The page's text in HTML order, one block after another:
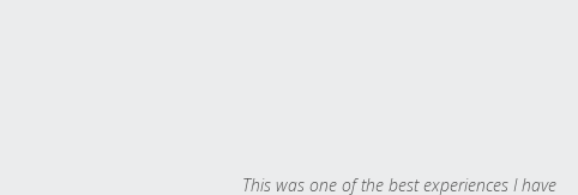
This was one of the best experiences I have